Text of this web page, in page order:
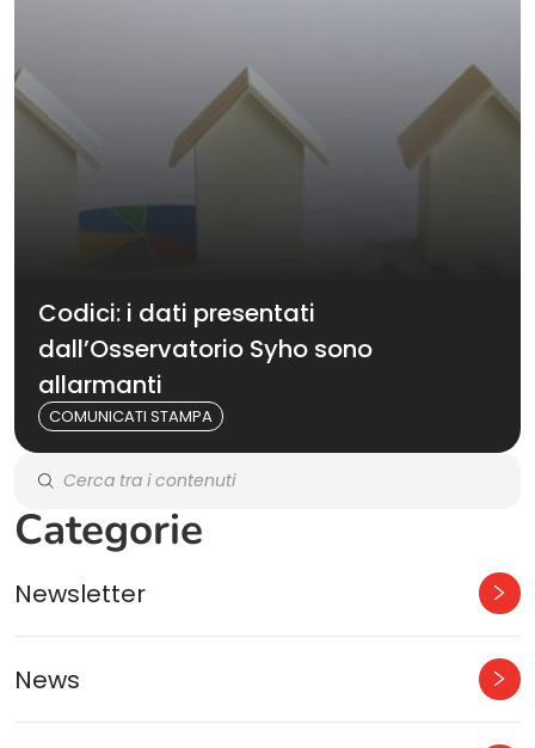
Codici: i dati presentati
dall’Osservatorio Syho sono
allarmanti
COMUNICATI STAMPA
Categorie
Newsletter
News